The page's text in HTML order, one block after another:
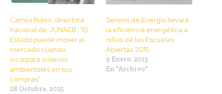
Camila Rubio, directora
nacional de JUNAEB: “El
Estado puede mover al
mercado cuando
incorpora criterios
ambientales en sus
compras”
28 Octubre, 2025
Seremi de Energía llevará
la eficiencia energética a
niños de las Escuelas
Abiertas 2015
9 Enero, 2015
En "Archivo"